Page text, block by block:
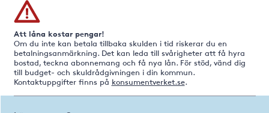
Att låna kostar pengar!
Om du inte kan betala tillbaka skulden i tid riskerar du en
betalningsanmärkning. Det kan leda till svårigheter att få hyra
bostad, teckna abonnemang och få nya lån. För stöd, vänd dig
till budget- och skuldrådgivningen i din kommun.
Kontaktuppgifter finns på konsumentverket.se.